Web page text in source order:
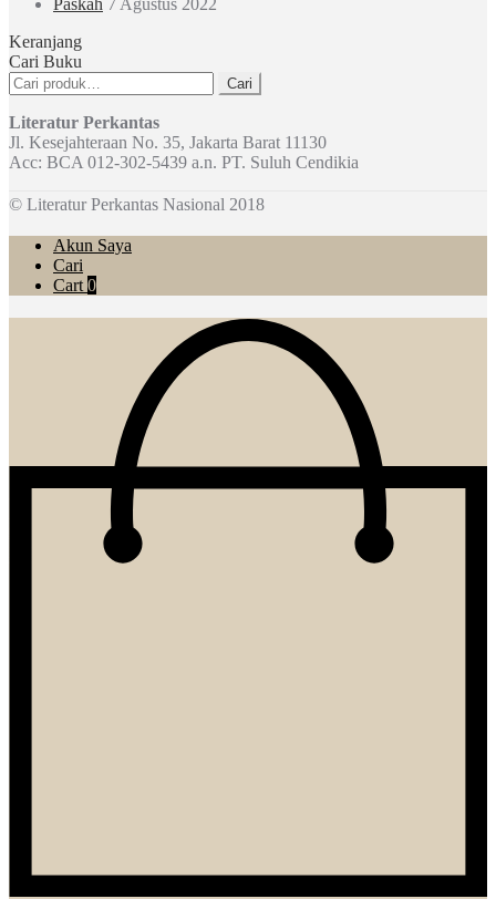
Paskah 7 Agustus 2022
Keranjang
Cari Buku
Pencarian
untuk:
Cari
Literatur Perkantas
Jl. Kesejahteraan No. 35, Jakarta Barat 11130
Acc: BCA 012-302-5439 a.n. PT. Suluh Cendikia
© Literatur Perkantas Nasional 2018
Akun Saya
Cari
Cart 0